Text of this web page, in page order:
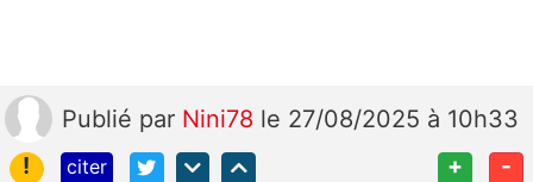
Publié par Nini78 le 27/08/2025 à 10h33
!
citer + -